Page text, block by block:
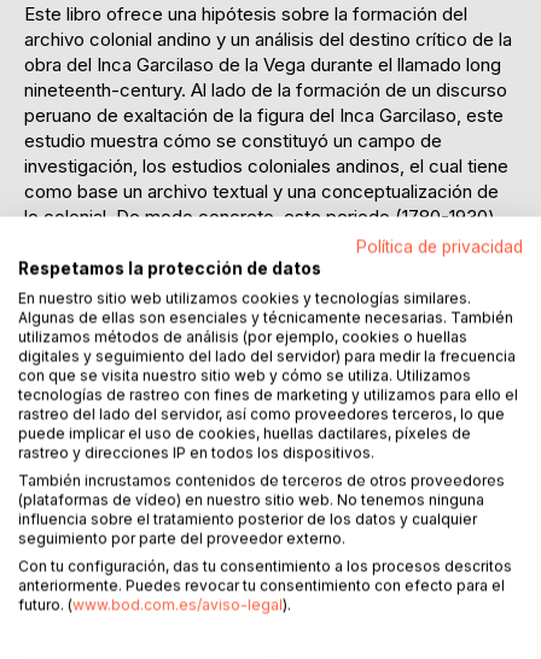
Este libro ofrece una hipótesis sobre la formación del
archivo colonial andino y un análisis del destino crítico de la
obra del Inca Garcilaso de la Vega durante el llamado long
nineteenth-century. Al lado de la formación de un discurso
peruano de exaltación de la figura del Inca Garcilaso, este
estudio muestra cómo se constituyó un campo de
investigación, los estudios coloniales andinos, el cual tiene
como base un archivo textual y una conceptualización de
lo colonial. De modo concreto, este periodo (1780-1930)
tiene la ventaja de marcar el uso subversivo de la obra del
Inca Garcilaso por parte del cacique cuzqueño José
Gabriel Condorcanqui; su cuestionamiento y
desacreditación como historiador en la segunda parte del
siglo XIX, desde una perspectiva internacional por
historiadores y arcontes como William H. Prescott y
Marcelino Menéndez Pelayo; y su final rehabilitación
histórica entre 1906 y 1916, sobre todo por las posibilidades
tropológicas que su condición biográfica permitía a los
entusiastas ideólogos del peruanismo de esa época,
encabezados por José de la Riva-Agüero.
Ante los cuestionamientos que se hicieron del valor
histórico de la obra del mestizo desde una concepción
historiográfica que valoraba la investigación documental, y
que descartaba parcialmente la obra de Garcilaso bajo la
Política de privacidad
Respetamos la protección de datos
En nuestro sitio web utilizamos cookies y tecnologías similares.
Algunas de ellas son esenciales y técnicamente necesarias. También
utilizamos métodos de análisis (por ejemplo, cookies o huellas
digitales y seguimiento del lado del servidor) para medir la frecuencia
con que se visita nuestro sitio web y cómo se utiliza. Utilizamos
tecnologías de rastreo con fines de marketing y utilizamos para ello el
rastreo del lado del servidor, así como proveedores terceros, lo que
puede implicar el uso de cookies, huellas dactilares, píxeles de
rastreo y direcciones IP en todos los dispositivos.
También incrustamos contenidos de terceros de otros proveedores
(plataformas de vídeo) en nuestro sitio web. No tenemos ninguna
influencia sobre el tratamiento posterior de los datos y cualquier
seguimiento por parte del proveedor externo.
Con tu configuración, das tu consentimiento a los procesos descritos
anteriormente. Puedes revocar tu consentimiento con efecto para el
futuro. (www.bod.com.es/aviso-legal).